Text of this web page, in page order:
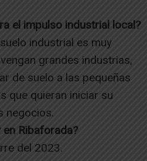
el impulso industrial local?
industrial es muy
grandes industrias,
de suelo a las pequeñas
que quieran iniciar su
negocios.
en Ribaforada?
del 2023.